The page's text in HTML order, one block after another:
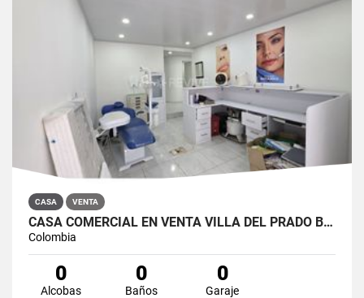
CASA VENTA
CASA COMERCIAL EN VENTA VILLA DEL PRADO BOGOTÁ NORTE
Colombia
0
Alcobas
0
Baños
0
Garaje